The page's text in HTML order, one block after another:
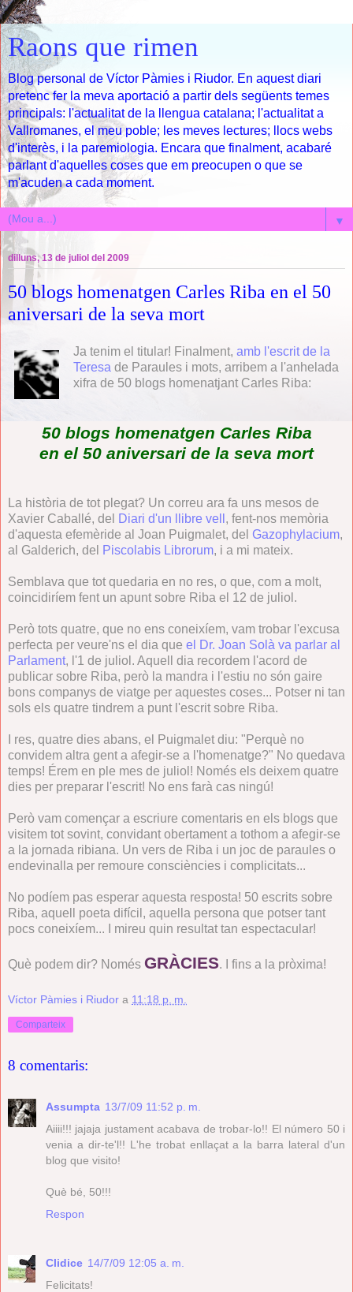
Raons que rimen
Blog personal de Víctor Pàmies i Riudor. En aquest diari
pretenc fer la meva aportació a partir dels següents temes
principals: l'actualitat de la llengua catalana; l'actualitat a
Vallromanes, el meu poble; les meves lectures; llocs webs
d'interès, i la paremiologia. Encara que finalment, acabaré
parlant d'aquelles coses que em preocupen o que se
m'acuden a cada moment.
▼
dilluns, 13 de juliol del 2009
50 blogs homenatgen Carles Riba en el 50
aniversari de la seva mort
Ja tenim el titular! Finalment, amb l'escrit de la
Teresa de Paraules i mots, arribem a l'anhelada
xifra de 50 blogs homenatjant Carles Riba:
50 blogs homenatgen Carles Riba
en el 50 aniversari de la seva mort
La història de tot plegat? Un correu ara fa uns mesos de
Xavier Caballé, del
Diari d'un llibre vell , fent-nos memòria
d'aquesta efemèride al Joan Puigmalet, del Gazophylacium,
al Galderich, del
Piscolabis Librorum, i a mi mateix.
Semblava que tot quedaria en no res, o que, com a molt,
coincidiríem fent un apunt sobre Riba el 12 de juliol.
Però tots quatre, que no ens coneixíem, vam trobar l'excusa
perfecta per veure'ns el dia que el Dr. Joan Solà va parlar al
Parlament, l'1 de juliol. Aquell dia recordem l'acord de
publicar sobre Riba, però la mandra i l'estiu no són gaire
bons companys de viatge per aquestes coses... Potser ni tan
sols els quatre tindrem a punt l'escrit sobre Riba.
I res, quatre dies abans, el Puigmalet diu: "Perquè no
convidem altra gent a afegir-se a l'homenatge?" No quedava
temps! Érem en ple mes de juliol! Només els deixem quatre
dies per preparar l'escrit! No ens farà cas ningú!
Però vam començar a escriure comentaris en els blogs que
visitem tot sovint, convidant obertament a tothom a afegir-se
a la jornada ribiana. Un vers de Riba i un joc de paraules o
endevinalla per remoure consciències i complicitats...
No podíem pas esperar aquesta resposta! 50 escrits sobre
Riba, aquell poeta difícil, aquella persona que potser tant
pocs coneixíem... I mireu quin resultat tan espectacular!
Què podem dir? Només GRÀCIES. I fins a la pròxima!
Víctor Pàmies i Riudor a 11:18 p. m.
Comparteix
8 comentaris:
Assumpta 13/7/09 11:52 p. m.
Aiiii!!! jajaja justament acabava de trobar-lo!! El número 50 i
venia a dir-te'l!! L'he trobat enllaçat a la barra lateral d'un
blog que visito!
Què bé, 50!!!
Respon
Clidice 14/7/09 12:05 a. m.
Felicitats!